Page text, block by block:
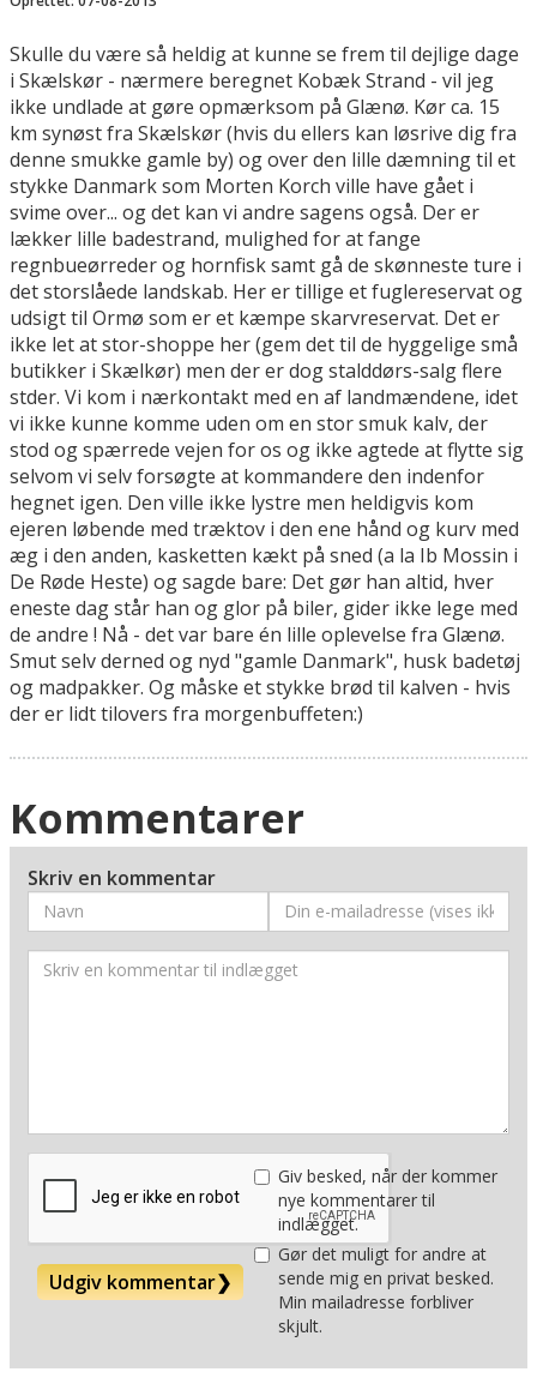
Skulle du være så heldig at kunne se frem til dejlige dage
i Skælskør - nærmere beregnet Kobæk Strand - vil jeg
ikke undlade at gøre opmærksom på Glænø. Kør ca. 15
km synøst fra Skælskør (hvis du ellers kan løsrive dig fra
denne smukke gamle by) og over den lille dæmning til et
stykke Danmark som Morten Korch ville have gået i
svime over... og det kan vi andre sagens også. Der er
lækker lille badestrand, mulighed for at fange
regnbueørreder og hornfisk samt gå de skønneste ture i
det storslåede landskab. Her er tillige et fuglereservat og
udsigt til Ormø som er et kæmpe skarvreservat. Det er
ikke let at stor-shoppe her (gem det til de hyggelige små
butikker i Skælkør) men der er dog stalddørs-salg flere
stder. Vi kom i nærkontakt med en af landmændene, idet
vi ikke kunne komme uden om en stor smuk kalv, der
stod og spærrede vejen for os og ikke agtede at flytte sig
selvom vi selv forsøgte at kommandere den indenfor
hegnet igen. Den ville ikke lystre men heldigvis kom
ejeren løbende med træktov i den ene hånd og kurv med
æg i den anden, kasketten kækt på sned (a la Ib Mossin i
De Røde Heste) og sagde bare: Det gør han altid, hver
eneste dag står han og glor på biler, gider ikke lege med
de andre ! Nå - det var bare én lille oplevelse fra Glænø.
Smut selv derned og nyd "gamle Danmark", husk badetøj
og madpakker. Og måske et stykke brød til kalven - hvis
der er lidt tilovers fra morgenbuffeten:)
Kommentarer
Skriv en kommentar
Udgiv kommentar❯
Giv besked, når der kommer
nye kommentarer til
indlægget.
Gør det muligt for andre at
sende mig en privat besked.
Min mailadresse forbliver
skjult.